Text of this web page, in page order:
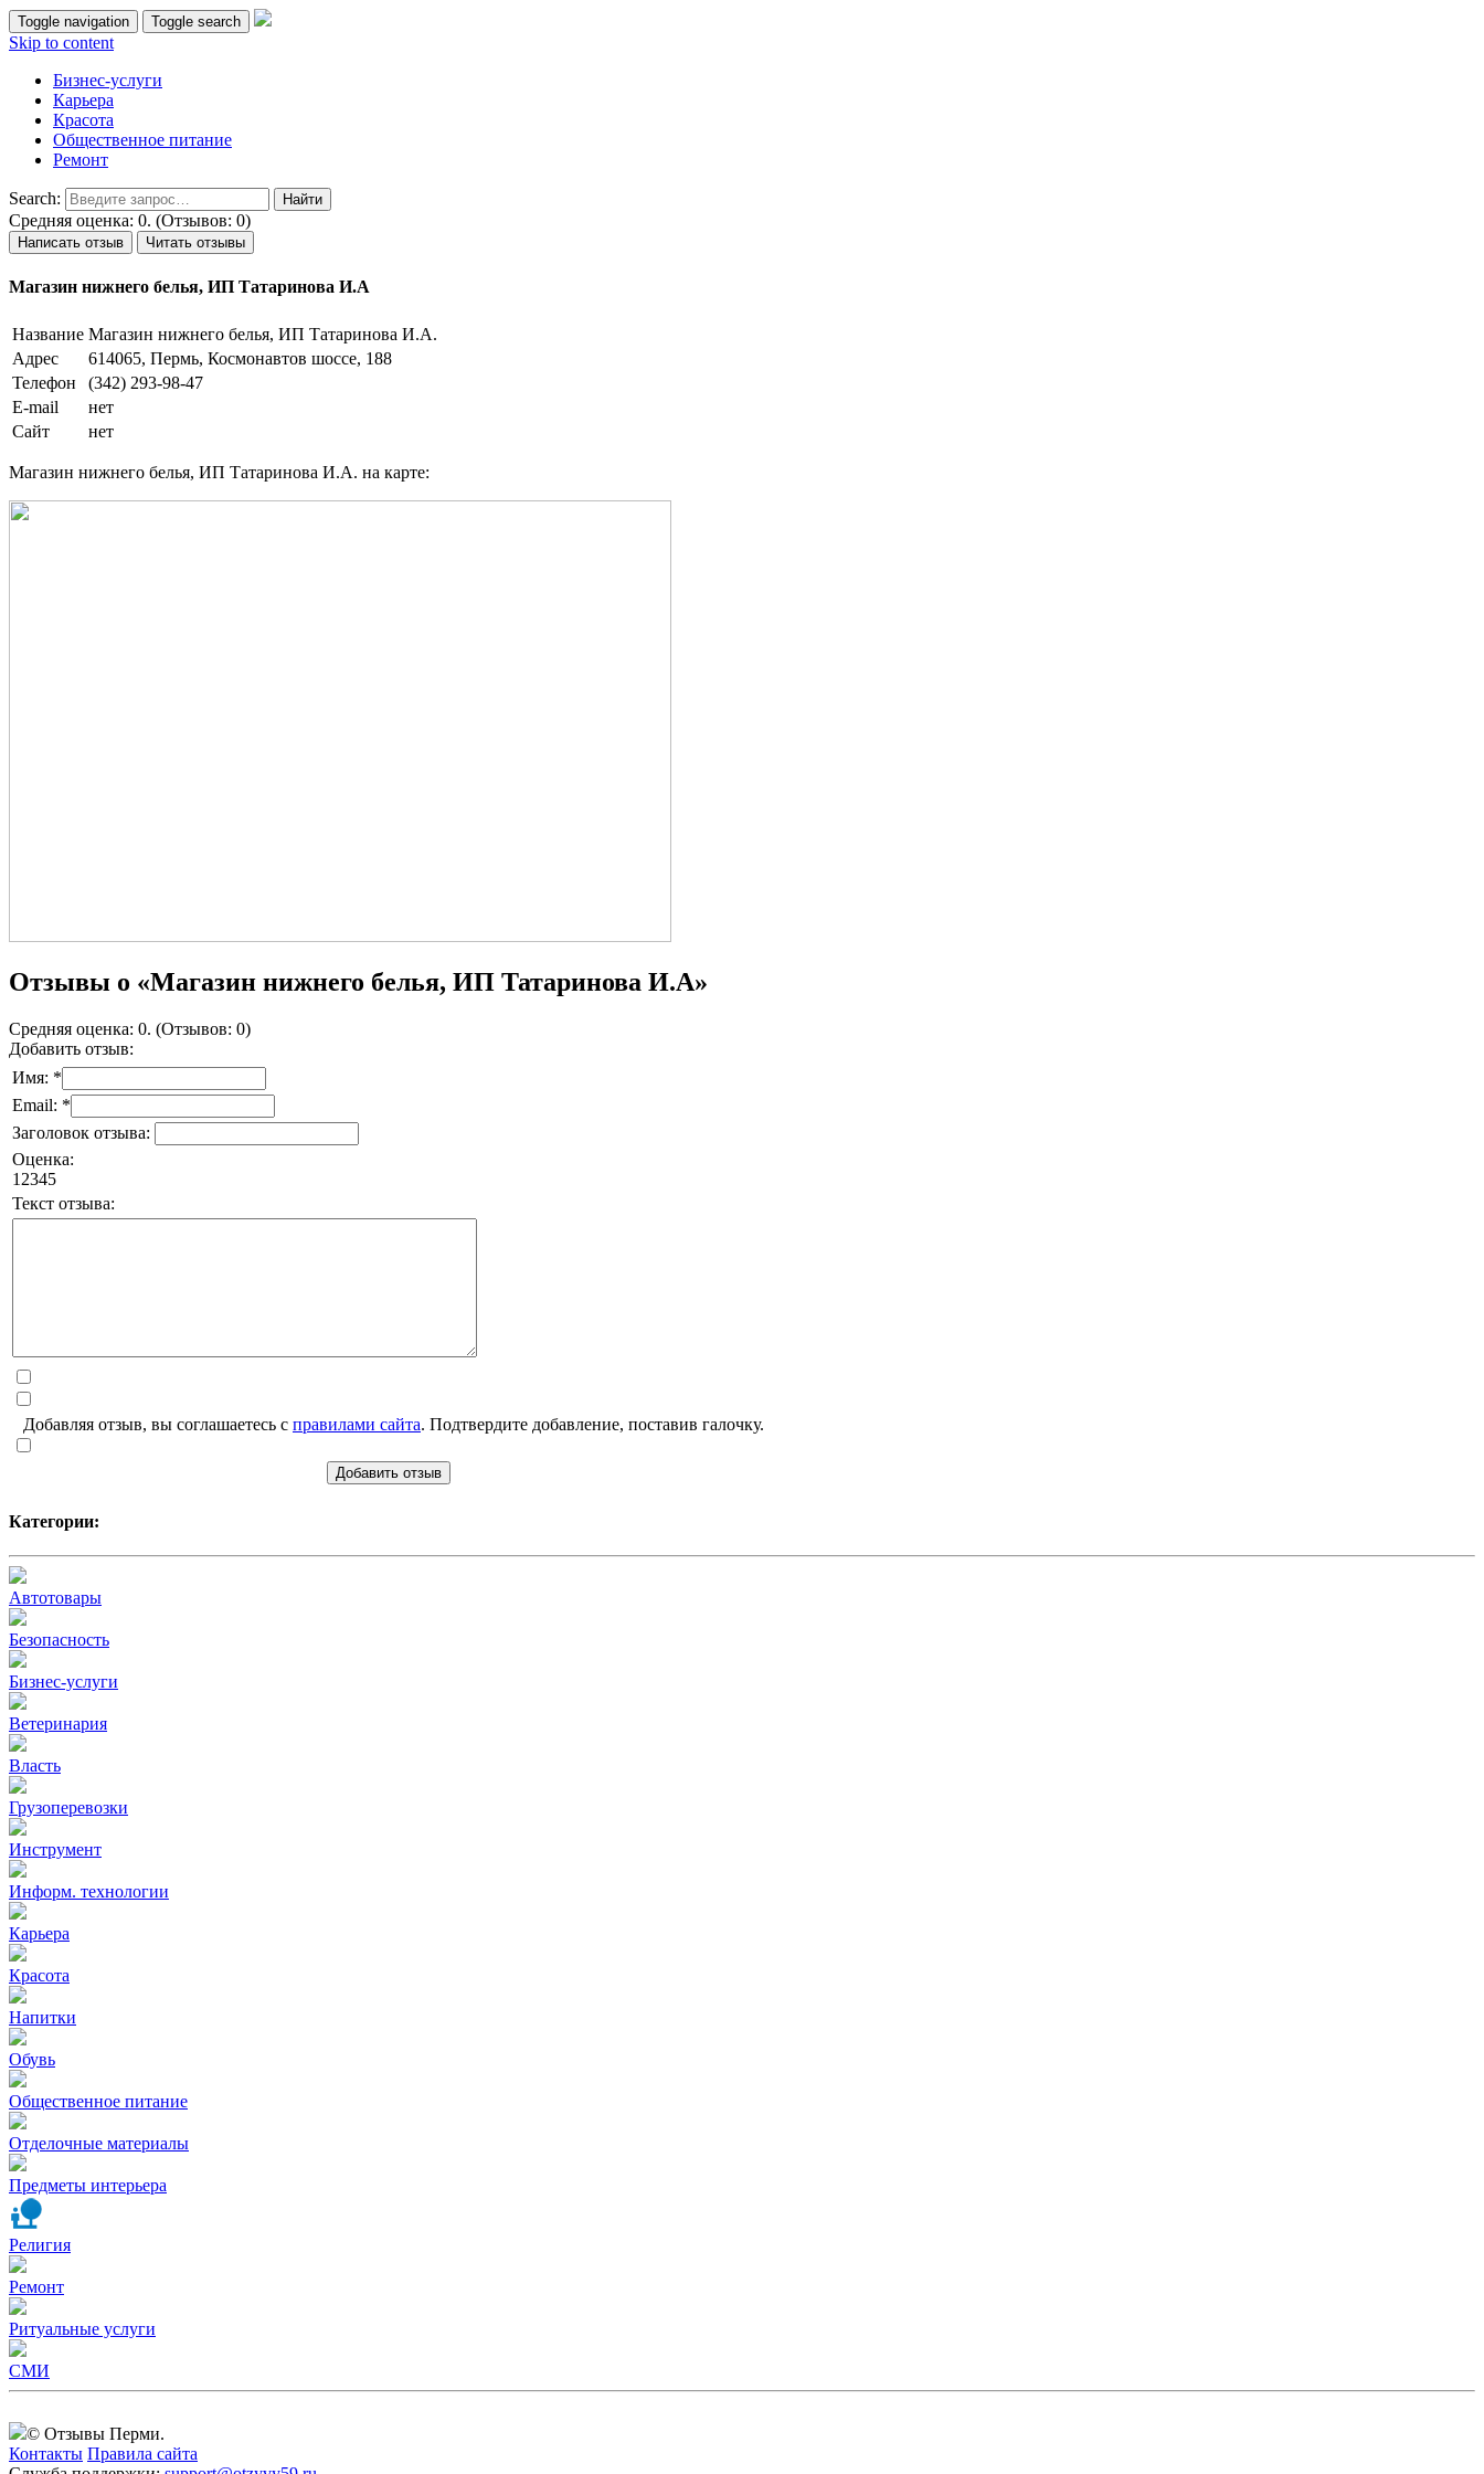
Toggle navigation Toggle search
Skip to content
Бизнес-услуги
Карьера
Красота
Общественное питание
Ремонт
Search:
Средняя оценка: 0. (Отзывов: 0)
Написать отзыв Читать отзывы
Магазин нижнего белья, ИП Татаринова И.А
Название Магазин нижнего белья, ИП Татаринова И.А.
Адрес
614065, Пермь, Космонавтов шоссе, 188
Телефон
(342) 293-98-47
E-mail
нет
Сайт
нет
Магазин нижнего белья, ИП Татаринова И.А. на карте:
Отзывы о «Магазин нижнего белья, ИП Татаринова И.А»
Средняя оценка: 0. (Отзывов: 0)
Добавить отзыв:
Имя: *
Email: *
Заголовок отзыва:
Оценка:
1 2345
Текст отзыва:
Добавляя отзыв, вы соглашаетесь с правилами сайта. Подтвердите добавление, поставив галочку.
Добавить отзыв
Категории:
Автотовары
Безопасность
Бизнес-услуги
Ветеринария
Власть
Грузоперевозки
Инструмент
Информ. технологии
Карьера
Красота
Напитки
Обувь
Общественное питание
Отделочные материалы
Предметы интерьера
Религия
Ремонт
Ритуальные услуги
СМИ
© Отзывы Перми.
Контакты Правила сайта